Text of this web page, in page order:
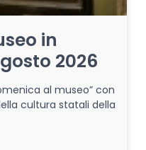
in
2026
al museo” con
cultura statali della